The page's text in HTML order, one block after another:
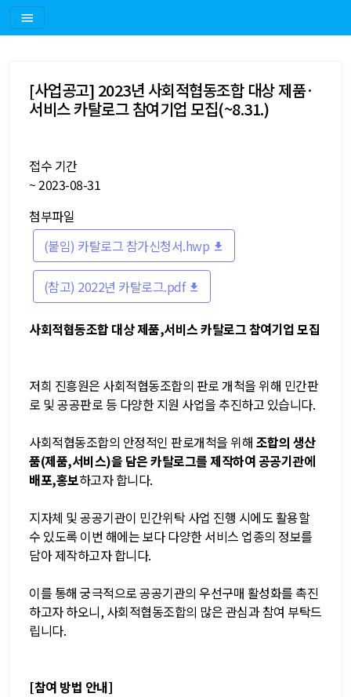
[사업공고] 2023년 사회적협동조합 대상 제품·
서비스 카탈로그 참여기업 모집(~8.31.)
접수 기간
~ 2023-08-31
첨부파일
(붙임) 카탈로그 참가신청서.hwp
(참고) 2022년 카탈로그.pdf
사회적협동조합 대상 제품,서비스 카탈로그 참여기업모집
저희 진흥원은 사회적협동조합의 판로 개척을 위해 민간판
로 및 공공판로 등 다양한 지원 사업을 추진하고 있습니다.
사회적협동조합의 안정적인 판로개척을 위해 조합의 생산
품(제품,서비스)을 담은 카탈로그를 제작하여 공공기관에
배포,홍보하고자 합니다.
지자체 및 공공기관이 민간위탁 사업 진행 시에도 활용할
수 있도록 이번 해에는 보다 다양한 서비스 업종의 정보를
담아 제작하고자 합니다.
이를 통해 궁극적으로 공공기관의 우선구매 활성화를 촉진
하고자 하오니, 사회적협동조합의 많은 관심과 참여 부탁드
립니다.
[참여 방법 안내]